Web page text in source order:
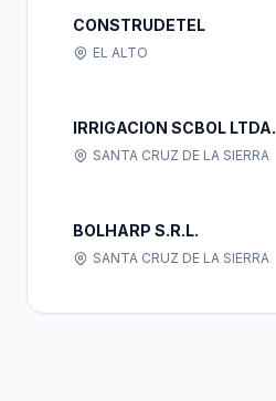
CONSTRUDETEL
EL ALTO
IRRIGACION SCBOL LTDA.
SANTA CRUZ DE LA SIERRA
BOLHARP S.R.L.
SANTA CRUZ DE LA SIERRA